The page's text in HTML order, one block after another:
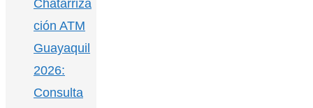
Chatarriza
ción ATM
Guayaquil
2026:
Consulta